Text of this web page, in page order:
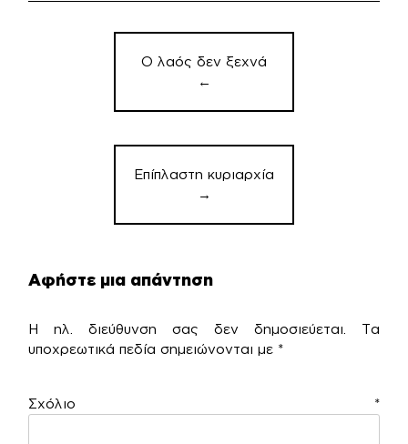
Πλοήγηση
άρθρων
Ο λαός δεν ξεχνά
←
Επίπλαστη κυριαρχία
→
Αφήστε μια απάντηση
Η ηλ. διεύθυνση σας δεν δημοσιεύεται.
Τα
υποχρεωτικά πεδία σημειώνονται με *
Σχόλιο *